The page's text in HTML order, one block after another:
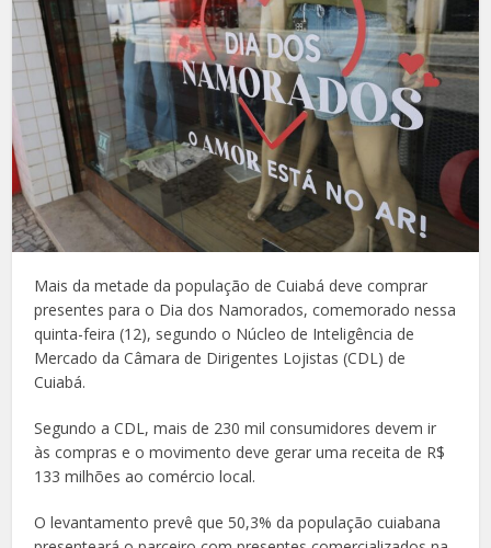
Mais da metade da população de Cuiabá deve comprar
presentes para o Dia dos Namorados, comemorado nessa
quinta-feira (12), segundo o Núcleo de Inteligência de
Mercado da Câmara de Dirigentes Lojistas (CDL) de
Cuiabá.
Segundo a CDL, mais de 230 mil consumidores devem ir
às compras e o movimento deve gerar uma receita de R$
133 milhões ao comércio local.
O levantamento prevê que 50,3% da população cuiabana